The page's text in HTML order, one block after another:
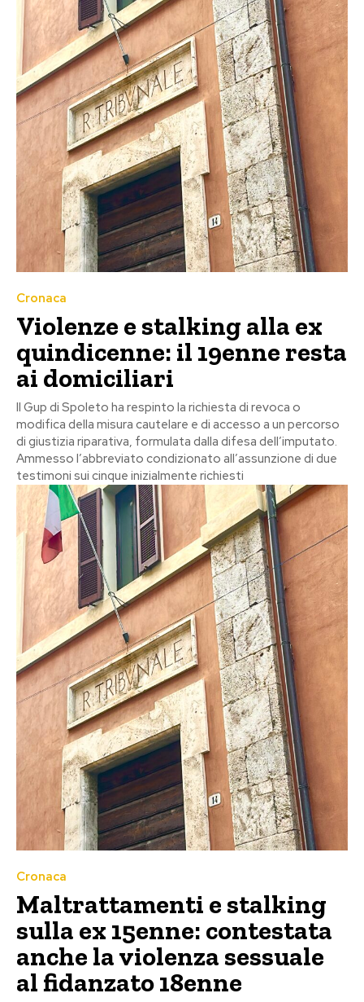
Cronaca
Violenze e stalking alla ex
quindicenne: il 19enne resta
ai domiciliari
Il Gup di Spoleto ha respinto la richiesta di revoca o
modifica della misura cautelare e di accesso a un percorso
di giustizia riparativa, formulata dalla difesa dell’imputato.
Ammesso l’abbreviato condizionato all’assunzione di due
testimoni sui cinque inizialmente richiesti
Cronaca
Maltrattamenti e stalking
sulla ex 15enne: contestata
anche la violenza sessuale
al fidanzato 18enne